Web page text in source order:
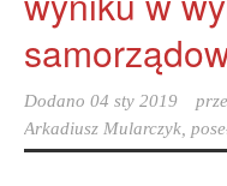
Dodano 04 sty 2019
Arkadiusz Mularczyk